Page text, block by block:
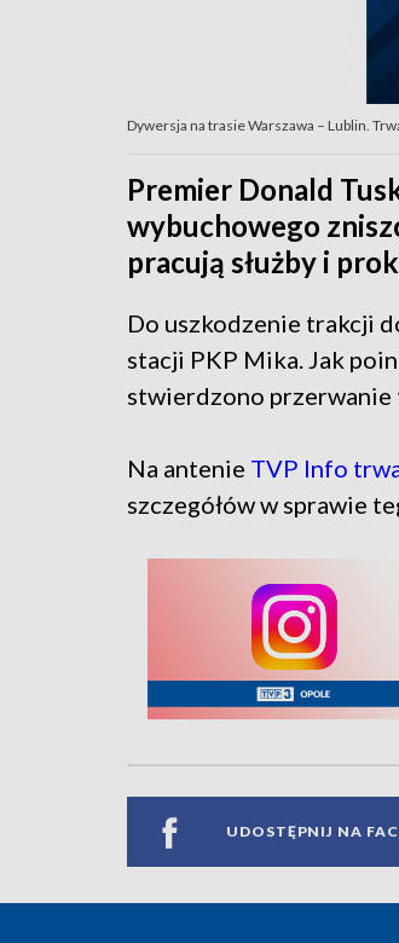
Dywersja na trasie Warszawa – Lublin.
Premier Donald
wybuchowego
pracują służby i
Do uszkodzenie trakcji
stacji PKP Mika. Jak
stwierdzono przerwanie
Na antenie TVP Info
szczegółów w sprawie
UDOSTĘPNIJ NA